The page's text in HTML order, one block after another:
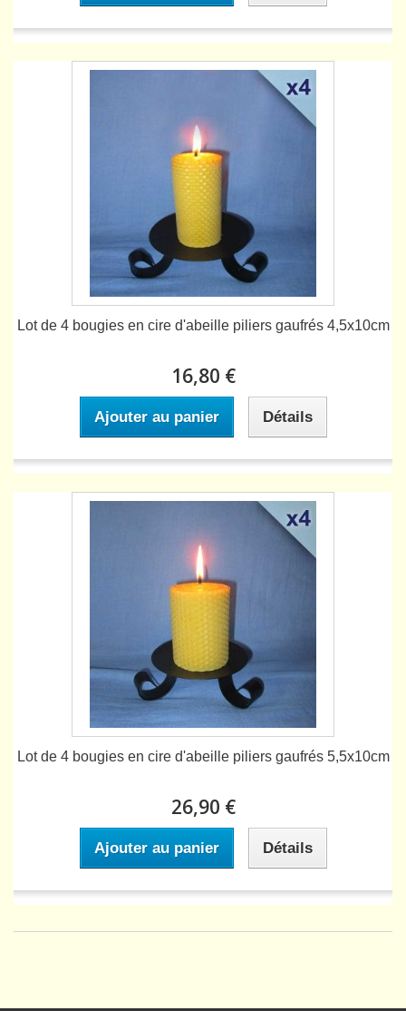
Lot de 4 bougies en cire d'abeille piliers gaufrés 4,5x10cm
16,80 €
Ajouter au panier Détails
Lot de 4 bougies en cire d'abeille piliers gaufrés 5,5x10cm
26,90 €
Ajouter au panier Détails